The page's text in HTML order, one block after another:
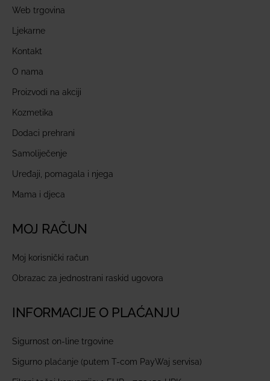
Web trgovina
Ljekarne
Kontakt
O nama
Proizvodi na akciji
Kozmetika
Dodaci prehrani
Samoliječenje
Uređaji, pomagala i njega
Mama i djeca
MOJ RAČUN
Moj korisnički račun
Obrazac za jednostrani raskid ugovora
INFORMACIJE O PLAĆANJU
Sigurnost on-line trgovine
Sigurno plaćanje (putem T-com PayWaj servisa)